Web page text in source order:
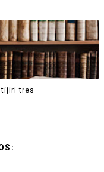
tíjiri tres